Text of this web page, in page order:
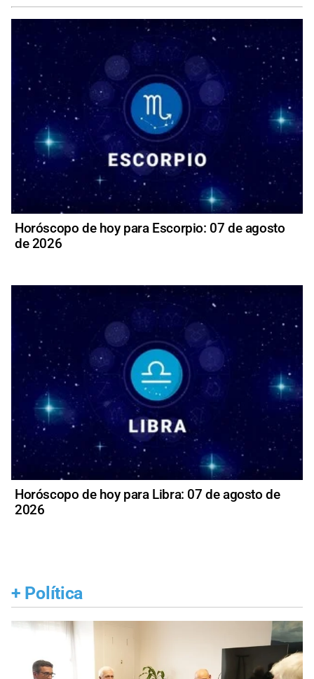
Horóscopo de hoy para Escorpio: 07 de agosto
de 2026
Horóscopo de hoy para Libra: 07 de agosto de
2026
+ Política